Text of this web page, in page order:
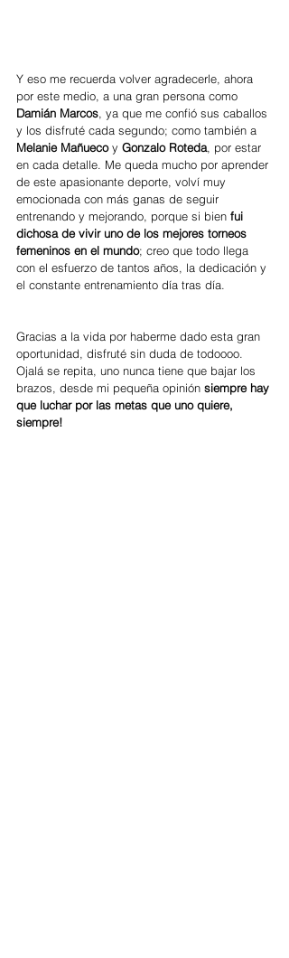
Y eso me recuerda volver agradecerle, ahora
por este medio, a una gran persona como
Damián Marcos, ya que me confió sus caballos
y los disfruté cada segundo; como también a
Melanie Mañueco y Gonzalo Roteda, por estar
en cada detalle. Me queda mucho por aprender
de este apasionante deporte, volví muy
emocionada con más ganas de seguir
entrenando y mejorando, porque si bien fui
dichosa de vivir uno de los mejores torneos
femeninos en el mundo; creo que todo llega
con el esfuerzo de tantos años, la dedicación y
el constante entrenamiento día tras día.
Gracias a la vida por haberme dado esta gran
oportunidad, disfruté sin duda de todoooo.
Ojalá se repita, uno nunca tiene que bajar los
brazos, desde mi pequeña opinión siempre hay
que luchar por las metas que uno quiere,
siempre!